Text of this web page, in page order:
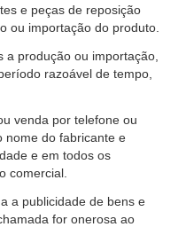
e peças de reposição
ou importação do produto.
a produção ou importação,
razoável de tempo,
venda por telefone ou
nome do fabricante e
e em todos os
comercial.
a publicidade de bens e
for onerosa ao